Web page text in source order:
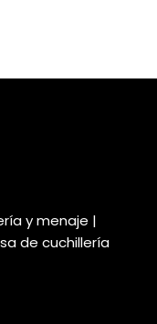
y menaje |
de cuchillería